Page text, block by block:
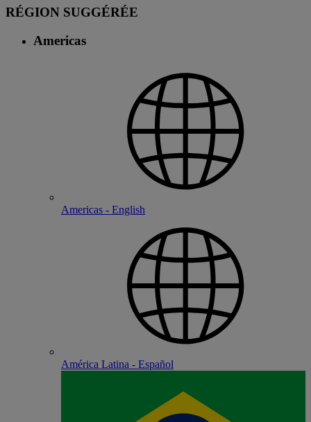
RÉGION SUGGÉRÉE
Americas
Americas - English
América Latina - Español